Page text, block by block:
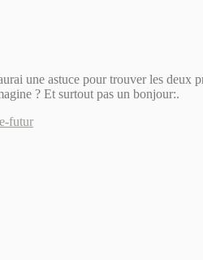
une astuce pour trouver les deux
? Et surtout pas un bonjour:.